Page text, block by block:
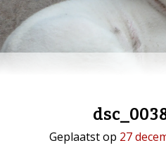
Geplaatst op 27